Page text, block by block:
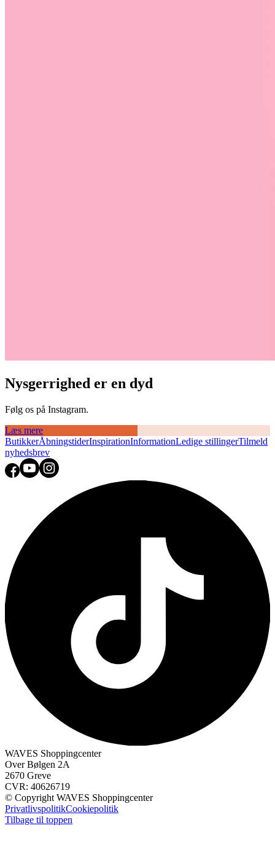
Nysgerrighed er en dyd
Følg os på Instagram.
Læs mere
ButikkerÅbningstiderInspirationInformationLedige stillingerTilmeld
nyhedsbrev
WAVES Shoppingcenter
Over Bølgen 2A
2670 Greve
CVR: 40626719
© Copyright WAVES Shoppingcenter
PrivatlivspolitikCookiepolitik
Tilbage til toppen